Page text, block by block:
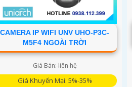
CAMERA IP WIFI UNV UHO-P3C-
M5F4 NGOÀI TRỜI
Giá Bán: liên hệ
Giá Khuyến Mại: 5%-35%